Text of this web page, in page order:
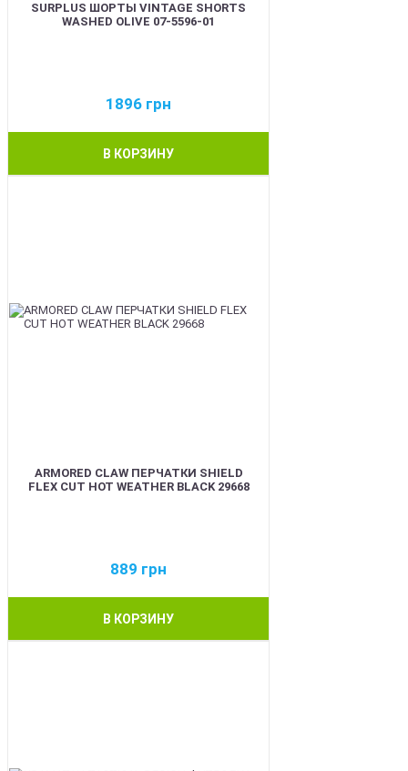
SURPLUS ШОРТЫ VINTAGE SHORTS
WASHED OLIVE 07-5596-01
1896 грн
В КОРЗИНУ
ARMORED CLAW ПЕРЧАТКИ SHIELD
FLEX CUT HOT WEATHER BLACK 29668
889 грн
В КОРЗИНУ